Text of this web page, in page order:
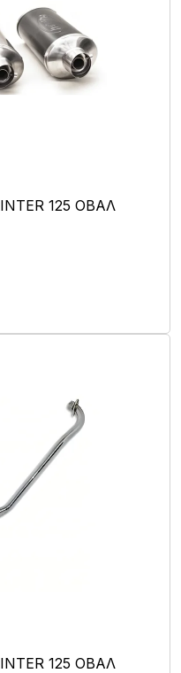
125 ΟΒΑΛ
Σε 1'
125 ΟΒΑΛ